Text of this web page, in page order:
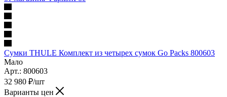
Сумки THULE Комплект из четырех сумок Go Packs 800603
Мало
Арт.: 800603
32 980 ₽/шт
Варианты цен